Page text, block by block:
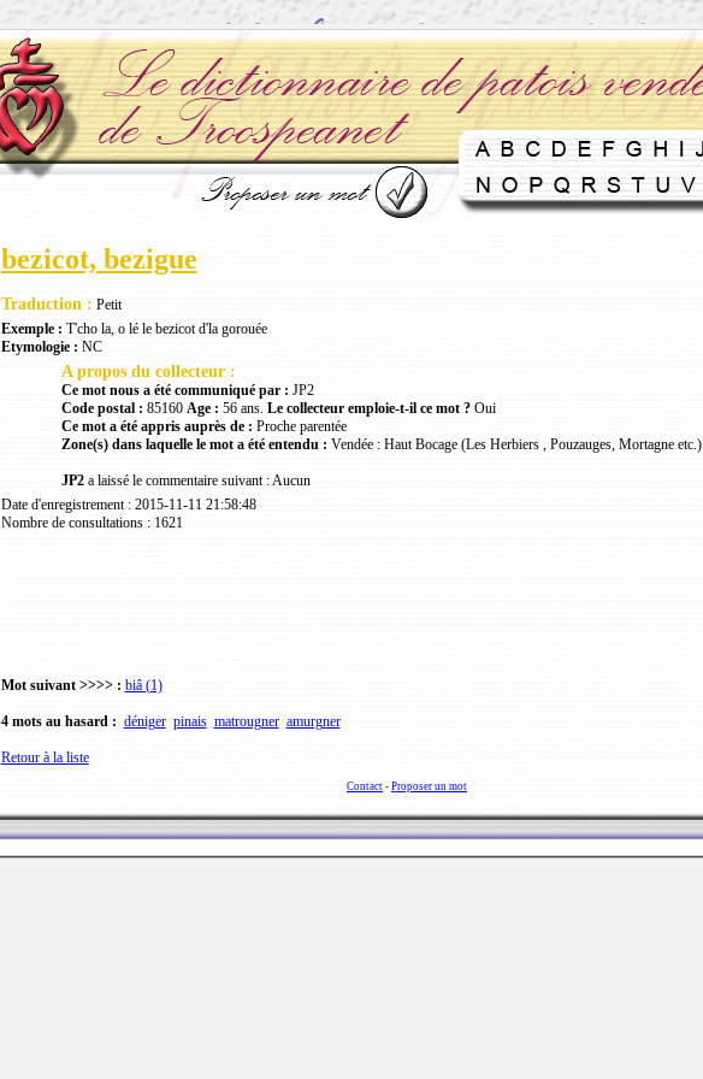
bezicot, bezigue
Traduction : Petit
Exemple : T'cho la, o lé le bezicot d'la gorouée
Etymologie : NC
A propos du collecteur :
Ce mot nous a été communiqué par : JP2
Code postal : 85160 Age : 56 ans. Le collecteur emploie-t-il ce mot ?Oui
Ce mot a été appris auprès de : Proche parentée
Zone(s) dans laquelle le mot a été entendu : Vendée : Haut Bocage (Les Herbiers , Pouzauges, Mortagne etc.)
JP2a laissé le commentaire suivant : Aucun
Date d'enregistrement : 2015-11-11 21:58:48
Nombre de consultations : 1621
Mot suivant >>>> : biâ (1)
4 mots au hasard : déniger pinais matrougner amurgner
Retour à la liste
Contact - Proposer un mot